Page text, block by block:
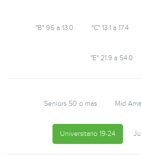
"B" 9.6 a 13.0 "C" 13.1 a 17.4
"E" 21.9 a 54.0
Seniors 50 o más Mid
Universitario 19-24